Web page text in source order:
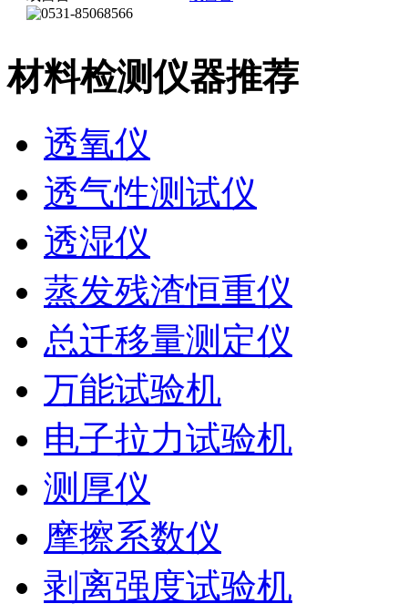
材料检测仪器推荐
透氧仪
透气性测试仪
透湿仪
蒸发残渣恒重仪
总迁移量测定仪
万能试验机
电子拉力试验机
测厚仪
摩擦系数仪
剥离强度试验机